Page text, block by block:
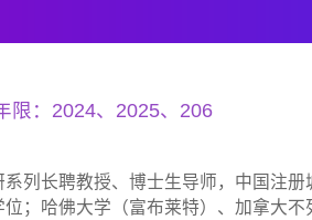
限：2024、2025、206
列长聘教授、博士生导师，中国注
；哈佛大学（富布莱特）、加拿大